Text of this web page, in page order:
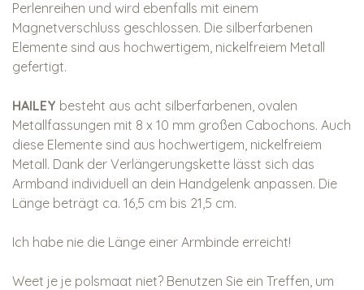
Perlenreihen und wird ebenfalls mit einem
Magnetverschluss geschlossen. Die silberfarbenen
Elemente sind aus hochwertigem, nickelfreiem Metall
gefertigt.
HAILEY besteht aus acht silberfarbenen, ovalen
Metallfassungen mit 8 x 10 mm großen Cabochons. Auch
diese Elemente sind aus hochwertigem, nickelfreiem
Metall. Dank der Verlängerungskette lässt sich das
Armband individuell an dein Handgelenk anpassen. Die
Länge beträgt ca. 16,5 cm bis 21,5 cm.
Ich habe nie die Länge einer Armbinde erreicht!
Weet je je polsmaat niet? Benutzen Sie ein Treffen, um